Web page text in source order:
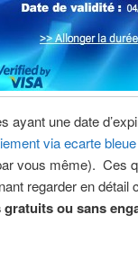
ayant une date
via ecarte bleue
vous même). Ces
regarder en détail
gratuits ou sans